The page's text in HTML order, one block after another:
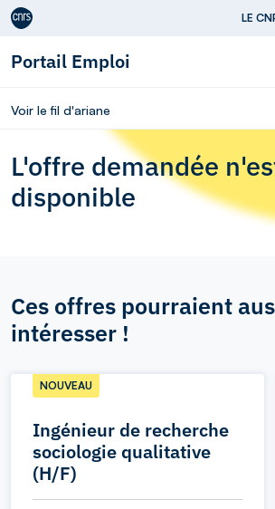
Aller au contenu LE
Portail Emploi
Voir le fil d'ariane
L'offre demandée
disponible
Ces offres pourraient
intéresser !
Ingénieur de recherche
sociologie qualitative
(H/F)
NOUVEAU